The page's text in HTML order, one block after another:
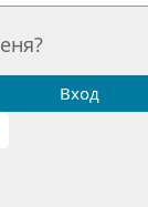
Вход